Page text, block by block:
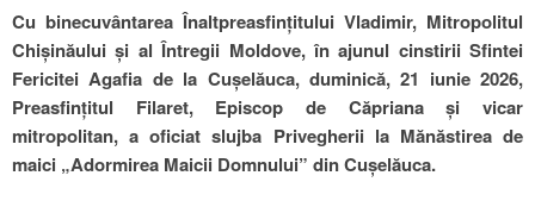
Cu binecuvântarea Înaltpreasfințitului Vladimir, Mitropolitul
Chișinăului și al Întregii Moldove, în ajunul cinstirii Sfintei
Fericitei Agafia de la Cușelăuca, duminică, 21 iunie 2026,
Preasfințitul Filaret, Episcop de Căpriana și vicar
mitropolitan, a oficiat slujba Privegherii la Mănăstirea de
maici „Adormirea Maicii Domnului” din Cușelăuca.